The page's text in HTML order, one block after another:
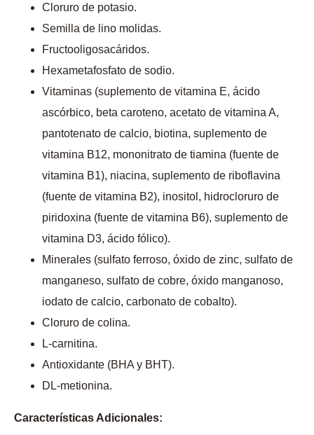
Cloruro de potasio.
Semilla de lino molidas.
Fructooligosacáridos.
Hexametafosfato de sodio.
Vitaminas (suplemento de vitamina E, ácido
ascórbico, beta caroteno, acetato de vitamina A,
pantotenato de calcio, biotina, suplemento de
vitamina B12, mononitrato de tiamina (fuente de
vitamina B1), niacina, suplemento de riboflavina
(fuente de vitamina B2), inositol, hidrocloruro de
piridoxina (fuente de vitamina B6), suplemento de
vitamina D3, ácido fólico).
Minerales (sulfato ferroso, óxido de zinc, sulfato de
manganeso, sulfato de cobre, óxido manganoso,
iodato de calcio, carbonato de cobalto).
Cloruro de colina.
L-carnitina.
Antioxidante (BHA y BHT).
DL-metionina.
Características Adicionales: